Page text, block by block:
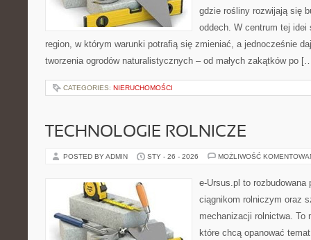
gdzie rośliny rozwijają się
oddech. W centrum tej
region, w którym warunki potrafią się zmieniać, a jednocześnie
tworzenia ogrodów naturalistycznych – od małych zakątków po
CATEGORIES: NIERUCHOMOŚCI
TECHNOLOGIE ROLNICZE
POSTED BY ADMIN STY - 26 - 2026 MOŻLIWOŚĆ
e-Ursus.pl to rozbudowana
ciągnikom rolniczym oraz
mechanizacji rolnictwa. To
które chcą opanować